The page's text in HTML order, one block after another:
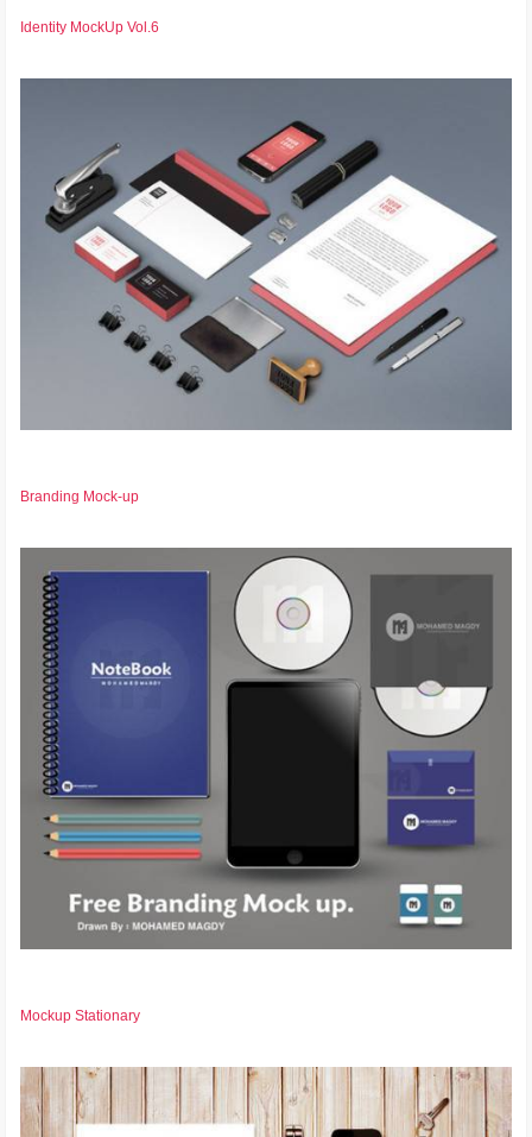
Identity MockUp Vol.6
Branding Mock-up
Mockup Stationary